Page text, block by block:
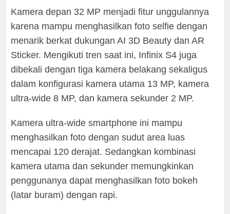
Kamera depan 32 MP menjadi fitur unggulannya
karena mampu menghasilkan foto selfie dengan
menarik berkat dukungan AI 3D Beauty dan AR
Sticker. Mengikuti tren saat ini, Infinix S4 juga
dibekali dengan tiga kamera belakang sekaligus
dalam konfigurasi kamera utama 13 MP, kamera
ultra-wide 8 MP, dan kamera sekunder 2 MP.
Kamera ultra-wide smartphone ini mampu
menghasilkan foto dengan sudut area luas
mencapai 120 derajat. Sedangkan kombinasi
kamera utama dan sekunder memungkinkan
penggunanya dapat menghasilkan foto bokeh
(latar buram) dengan rapi.